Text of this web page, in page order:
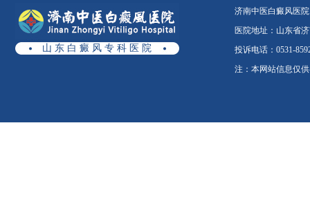
山 东 白 癜 风 专 科 医 院
济南中医白癜风医
医院地址：山东省
投诉电话：0531-
注：本网站信息仅